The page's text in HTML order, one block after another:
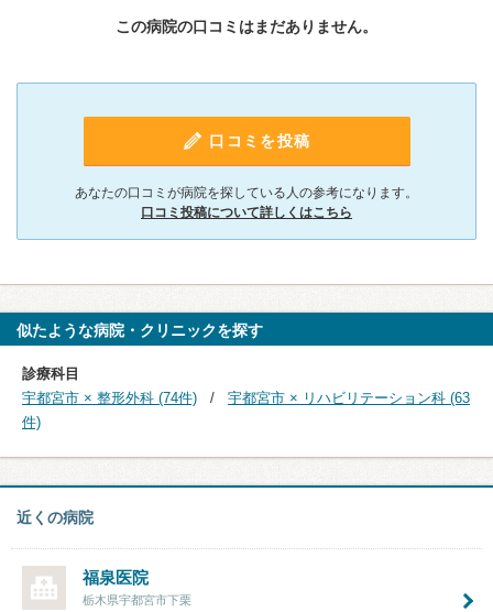
この病院の口コミはまだありません。
口コミを投稿
あなたの口コミが病院を探している人の参考になります。
口コミ投稿について詳しくはこちら
似たような病院・クリニックを探す
診療科目
宇都宮市 × 整形外科 (74件)
宇都宮市 × リハビリテーション科 (63
件)
近くの病院
福泉医院
栃木県宇都宮市下栗